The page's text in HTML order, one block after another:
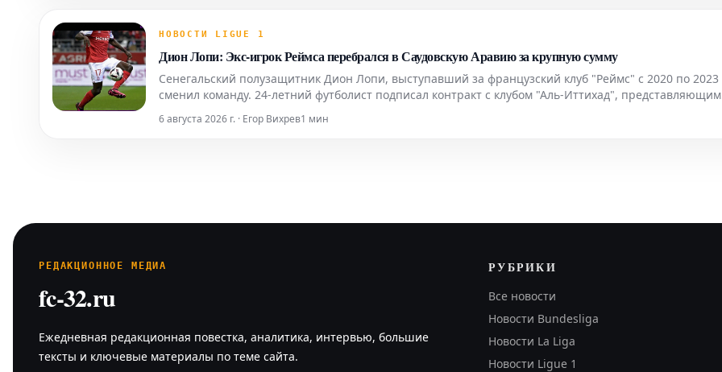
НОВОСТИ LIGUE 1
Дион Лопи: Экс-игрок Реймса перебрался в Саудовскую Аравию за крупную сумму
Сенегальский полузащитник Дион Лопи, выступавший за французский клуб "Реймс" с 2020 по 2023
сменил команду. 24-летний футболист подписал контракт с клубом "Аль-Иттихад", представляющим
оценивается
6 августа 2026 г. · Егор Вихрев1 мин
РЕДАКЦИОННОЕ МЕДИА
fc-32.ru
Ежедневная редакционная повестка, аналитика, интервью, большие
тексты и ключевые материалы по теме сайта.
РУБРИКИ
Все новости
Новости Bundesliga
Новости La Liga
Новости Ligue 1